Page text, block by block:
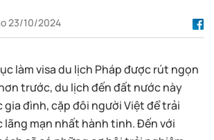
23/10/2024
làm visa du lịch Pháp được rút ngọn
trước, du lịch đến đất nước này
gia đình, cặp đôi người Việt để trải
lãng mạn nhất hành tinh. Đến với